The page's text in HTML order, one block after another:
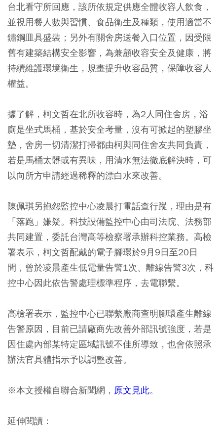
台北看守所回應，該所依規定供應全體收容人飲食，
並視用餐人數與習慣、食品衛生及種類，使用適當不
鏽鋼皿具盛裝；另外有關舍房送餐入口位置，因受限
舊有建築結構安全影響，為兼顧收容安全及健康，將
持續維護環境衛生，規畫提升收容品質，保障收容人
權益。
據了解，柯文哲在北所收容時，為2人同住舍房，浴
廁是坐式馬桶，基於安全考量，沒有可掀起的塑膠坐
墊，舍房一切清潔打掃都由柯與同住舍友共同負責，
若是馬桶太髒或有異味，用清水無法徹底解決時，可
以向所方申請經過稀釋的漂白水來改善。
陳佩琪另抱怨監控中心凌晨打電話查行蹤，理由是有
「落跑」嫌疑。科技設備監控中心由司法院、法務部
共同建置，委託台灣高等檢察署承辦科控業務。高檢
署表示，柯文哲配戴的電子腳環於9月9日至20日
間，曾於凌晨產生低電量告警1次、離線告警3次，科
控中心因此依告警處理標準程序，去電聯繫。
高檢署表示，監控中心已聯繫廠商查明腳環產生離線
告警原因，目前已請廠商先改善外部訊號強度，若是
因住處內部某特定區域訊號不佳所導致，也會依照承
辦法官具體指示予以調整改善。
※本文授權自聯合新聞網， 原文見此。
延伸閱讀：